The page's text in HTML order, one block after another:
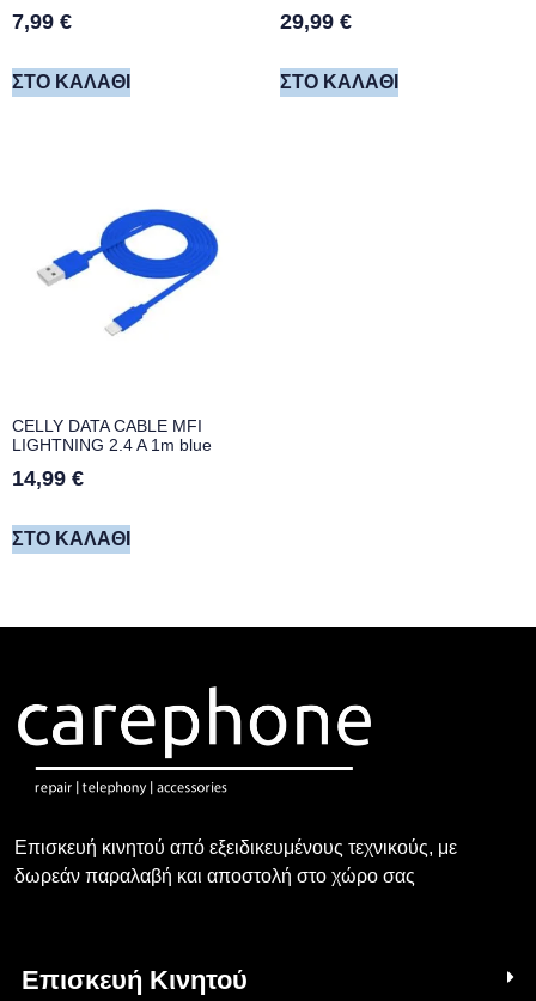
7,99 €
ΣΤΟ ΚΑΛΆΘΙ
29,99 €
ΣΤΟ ΚΑΛΆΘΙ
CELLY DATA CABLE MFI
LIGHTNING 2.4 A 1m blue
14,99 €
ΣΤΟ ΚΑΛΆΘΙ
Επισκευή κινητού από εξειδικευμένους τεχνικούς, με
δωρεάν παραλαβή και αποστολή στο χώρο σας
Επισκευή Κινητού